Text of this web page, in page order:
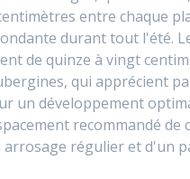
entre chaque
durant tout l'été.
de quinze à vingt
qui apprécient
un développement
recommandé de
régulier et d'un